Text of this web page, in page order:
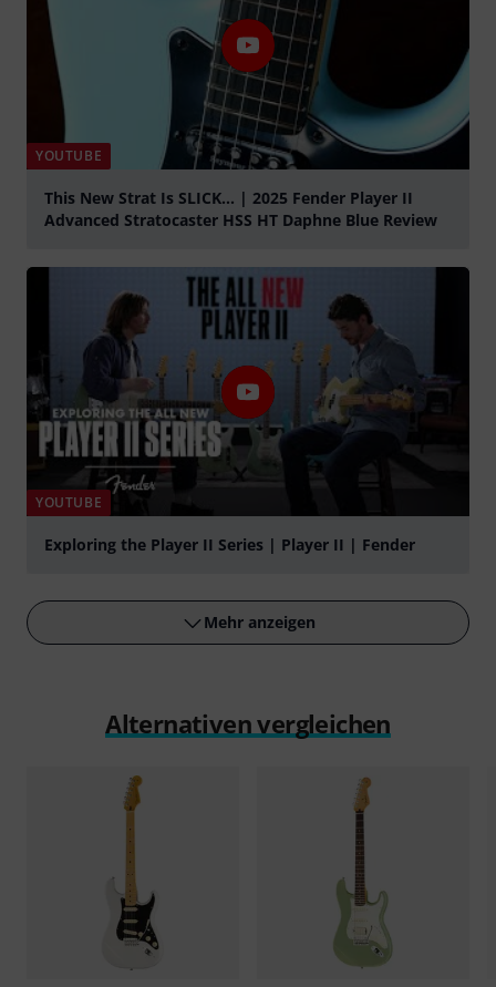
YOUTUBE
This New Strat Is SLICK... | 2025 Fender Player II
Advanced Stratocaster HSS HT Daphne Blue Review
YOUTUBE
Exploring the Player II Series | Player II | Fender
Mehr anzeigen
Alternativen vergleichen